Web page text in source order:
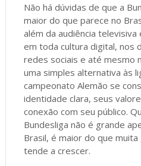
Não há dúvidas de que a
maior do que parece no
além da audiência
em toda cultura digital, nos
redes sociais e até mesmo
uma simples alternativa às
campeonato Alemão se
identidade clara, seus
conexão com seu público.
Bundesliga não é grande
Brasil, é maior do que
tende a crescer.